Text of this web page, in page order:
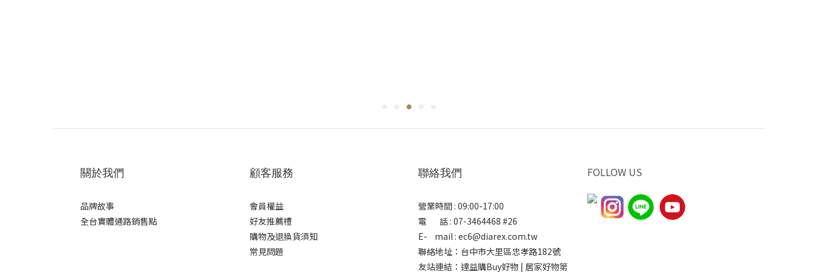
關於我們
品牌故事
全台實體通路銷售點
顧客服務
會員權益
好友推薦禮
購物及退換貨須知
常見問題
聯絡我們
營業時間 : 09:00-17:00
電 話 : 07-3464468 #26
E- mail : ec6@diarex.com.tw
聯絡地址：台中市大里區忠孝路182號
友站連結： 達益購Buy好物 | 居家好物第
FOLLOW US